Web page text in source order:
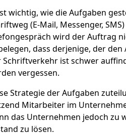
wichtig, wie die Aufgaben
(E-Mail, Messenger,
wird der Auftrag
dass derjenige, der
Schriftverkehr ist schwer
vergessen.
Strategie der Aufgaben
Mitarbeiter im
das Unternehmen jedoch zu
zu lösen.